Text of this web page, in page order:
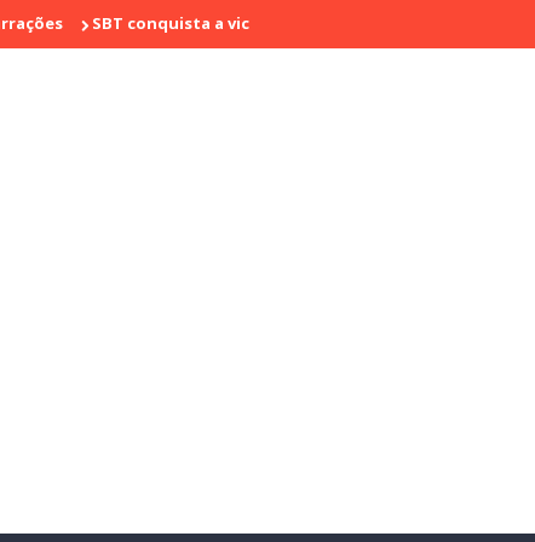
SBT conquista a vice liderança com "Bake Off Brasil" e "SBT